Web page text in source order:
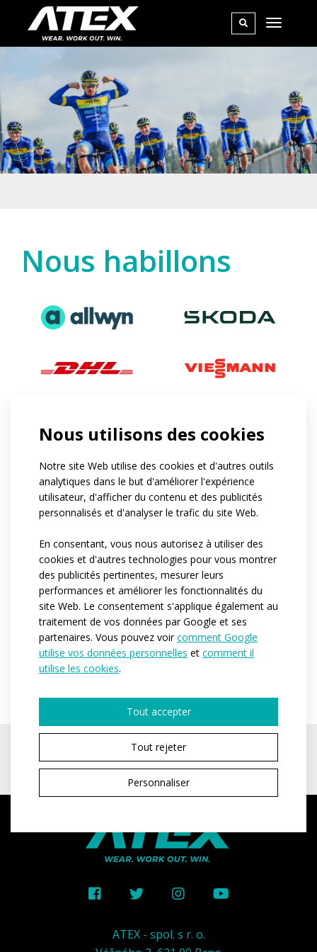
Nous utilisons des cookies
Notre site Web utilise des cookies et d'autres outils
analytiques dans le but d'améliorer l'expérience
utilisateur, d'afficher du contenu et des publicités
personnalisés et d'analyser le trafic du site Web.
En consentant, vous nous autorisez à utiliser des
cookies et d'autres technologies pour vous montrer
des publicités pertinentes, mesurer leurs
performances et améliorer les fonctionnalités du
site Web. Le consentement s'applique également au
traitement de vos données par Google et ses
partenaires. Vous pouvez voircomment Google
utilise vos données personnelles et comment il
utilise les cookies.
Tout accepter
Tout rejeter
Personnaliser
Nous habillons
ATEX - spol. s r. o.